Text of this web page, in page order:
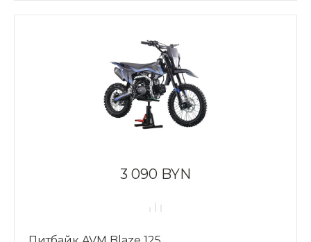
3 090 BYN